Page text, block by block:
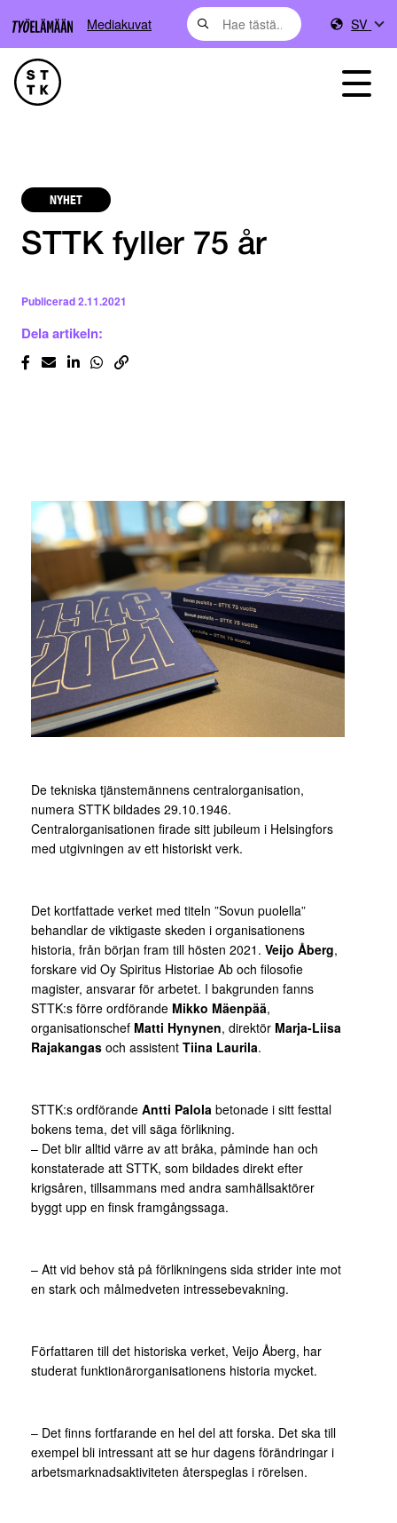
Mediakuvat SV
NYHET
STTK fyller 75 år
Publicerad2.11.2021
Dela artikeln:
De tekniska tjänstemännens centralorganisation,
numera STTK bildades 29.10.1946.
Centralorganisationen firade sitt jubileum i Helsingfors
med utgivningen av ett historiskt verk.
Det kortfattade verket med titeln ”Sovun puolella”
behandlar de viktigaste skeden i organisationens
historia, från början fram till hösten 2021. Veijo Åberg,
forskare vid Oy Spiritus Historiae Ab och filosofie
magister, ansvarar för arbetet. I bakgrunden fanns
STTK:s förre ordförande Mikko Mäenpää,
organisationschef Matti Hynynen, direktör Marja-Liisa
Rajakangas och assistent Tiina Laurila.
STTK:s ordförande Antti Palola betonade i sitt festtal
bokens tema, det vill säga förlikning.
– Det blir alltid värre av att bråka, påminde han och
konstaterade att STTK, som bildades direkt efter
krigsåren, tillsammans med andra samhällsaktörer
byggt upp en finsk framgångssaga.
– Att vid behov stå på förlikningens sida strider inte mot
en stark och målmedveten intressebevakning.
Författaren till det historiska verket, Veijo Åberg, har
studerat funktionärorganisationens historia mycket.
– Det finns fortfarande en hel del att forska. Det ska till
exempel bli intressant att se hur dagens förändringar i
arbetsmarknadsaktiviteten återspeglas i rörelsen.